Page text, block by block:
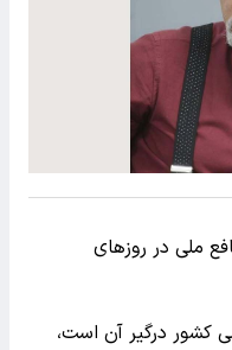
ملی در روزهای
کشور درگیر آن است،